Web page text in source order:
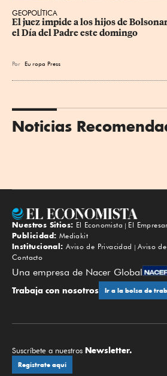
GEOPOLÍTICA
El juez impide a los hijos de
el Día del Padre este domingo
Por Eu ropa Press
Noticias
Nuestros Sitios: El Economista El
Publicidad: Mediakit
Institucional: Aviso de Privacidad
Aviso
Contacto
Una empresa de Nacer Global
Trabaja con nosotros Ir a la bolsa de
Suscríbete a nuestros Newsletter.
Regístrate aquí